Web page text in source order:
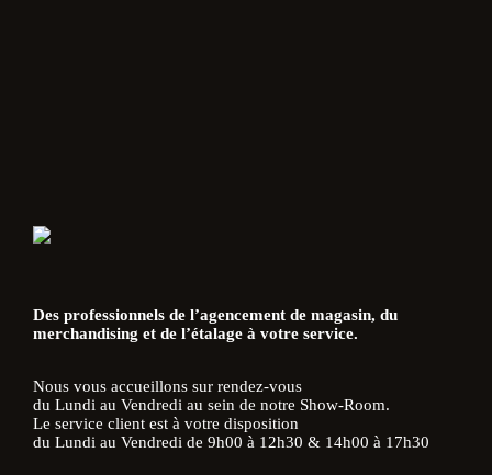
Des professionnels de l’agencement de magasin, du
merchandising et de l’étalage à votre service.
Nous vous accueillons sur rendez-vous
du Lundi au Vendredi au sein de notre Show-Room.
Le service client est à votre disposition
du Lundi au Vendredi de 9h00 à 12h30 & 14h00 à 17h30